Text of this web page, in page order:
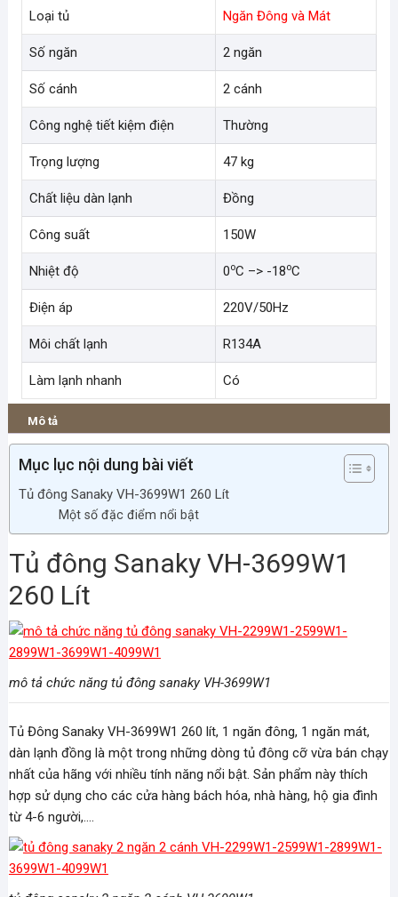
Loại tủ Ngăn Đông và Mát
Số ngăn 2 ngăn
Số cánh 2 cánh
Công nghệ tiết kiệm điện Thường
Trọng lượng 47 kg
Chất liệu dàn lạnh Đồng
Công suất 150W
Nhiệt độ 0oC –> -18oC
Điện áp 220V/50Hz
Môi chất lạnh R134A
Làm lạnh nhanh Có
Mô tả
Mục lục nội dung bài viết
Tủ đông Sanaky VH-3699W1 260 Lít
Một số đặc điểm nổi bật
Tủ đông Sanaky VH-3699W1
260 Lít
mô tả chức năng tủ đông sanaky VH-3699W1
Tủ Đông Sanaky VH-3699W1 260 lít, 1 ngăn đông, 1 ngăn mát,
dàn lạnh đồng là một trong những dòng tủ đông cỡ vừa bán chạy
nhất của hãng với nhiều tính năng nổi bật. Sản phẩm này thích
hợp sử dụng cho các cửa hàng bách hóa, nhà hàng, hộ gia đình
từ 4-6 người,….